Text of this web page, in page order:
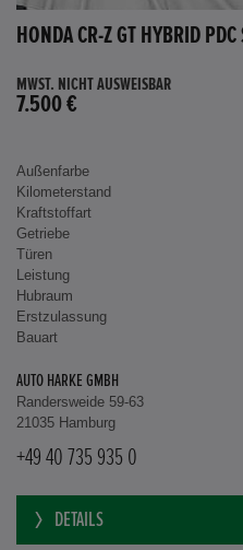
MWST. NICHT AUSWEISBAR
7.500 €
Außenfarbe
Kilometerstand
Kraftstoffart
Getriebe
Türen
Leistung
Hubraum
Erstzulassung
Bauart
AUTO HARKE GMBH
Randersweide 59-63
21035 Hamburg
+49 40 735 935 0
DETAILS